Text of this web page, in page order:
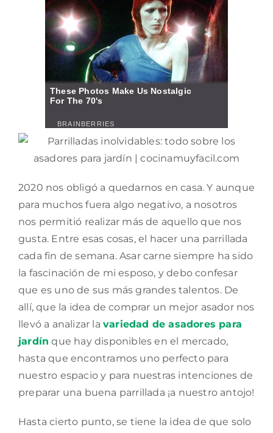
2020 nos obligó a quedarnos en casa. Y aunque
para muchos fuera algo negativo, a nosotros
nos permitió realizar más de aquello que nos
gusta. Entre esas cosas, el hacer una parrillada
cada fin de semana. Asar carne siempre ha sido
la fascinación de mi esposo, y debo confesar
que es uno de sus más grandes talentos. De
allí, que la idea de comprar un mejor asador nos
llevó a analizar la variedad de asadores para
jardín que hay disponibles en el mercado,
hasta que encontramos uno perfecto para
nuestro espacio y para nuestras intenciones de
preparar una buena parrillada ¡a nuestro antojo!
Hasta cierto punto, se tiene la idea de que solo